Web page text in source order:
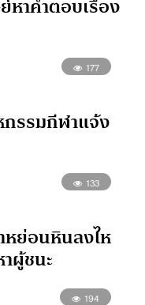
177
รรมกีฬาแจ้ง
133
หย่อนหินลงไห
ผู้ชนะ
194